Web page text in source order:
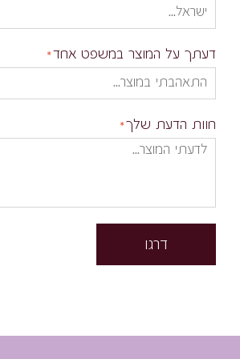
דעתך על המוצר במשפט אחד
חוות הדעת שלך
דרגו